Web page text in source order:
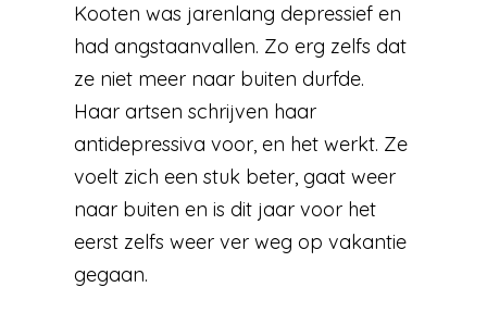
Kooten was jarenlang depressief en
had angstaanvallen. Zo erg zelfs dat
ze niet meer naar buiten durfde.
Haar artsen schrijven haar
antidepressiva voor, en het werkt. Ze
voelt zich een stuk beter, gaat weer
naar buiten en is dit jaar voor het
eerst zelfs weer ver weg op vakantie
gegaan.